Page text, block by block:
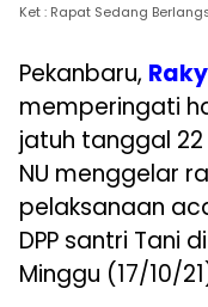
Ket : Rapat Sedang
Pekanbaru,
memperingati
jatuh tanggal 22
NU menggelar
pelaksanaan
DPP santri Tani
Minggu (17/10/